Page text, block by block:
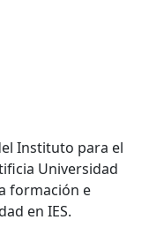
Instituto para el
Universidad
formación e
en IES.